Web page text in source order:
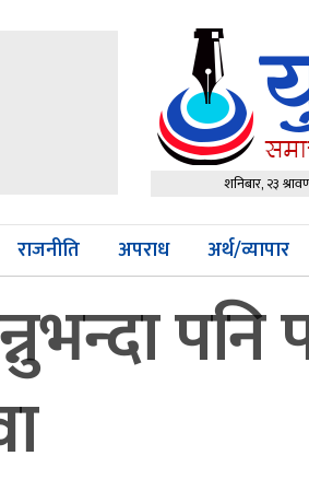
शनिबार, २३
राजनीति अपराध अर्थ/व्यापार